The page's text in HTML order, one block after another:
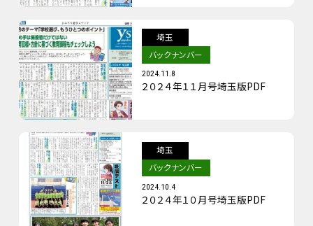
埼玉
バックナンバー
2024.11.8
２０２４年１１月号埼玉版PDF
埼玉
バックナンバー
2024.10.4
２０２４年１０月号埼玉版PDF